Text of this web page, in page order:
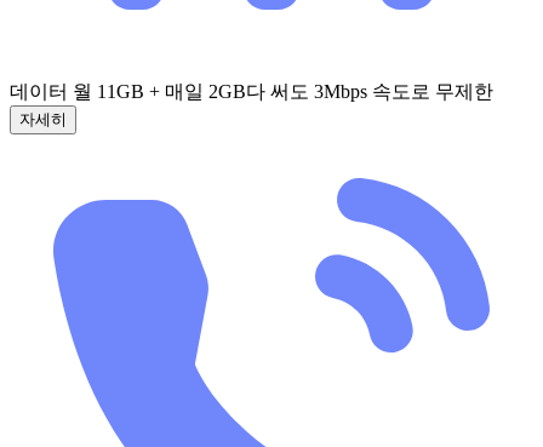
데이터 월 11GB + 매일 2GB다 써도 3Mbps 속도로 무제한
자세히